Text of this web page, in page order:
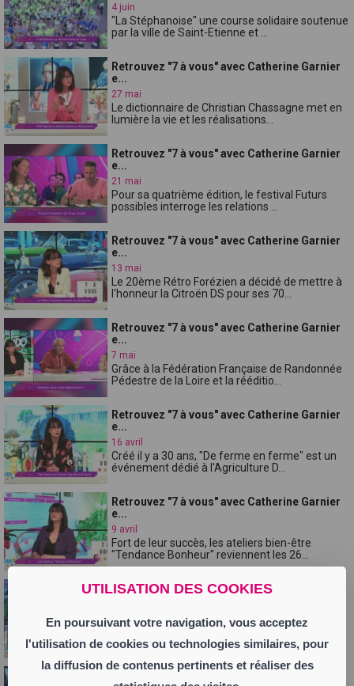
UTILISATION DES COOKIES
En poursuivant votre navigation, vous acceptez
l'utilisation de cookies ou technologies similaires, pour
la diffusion de contenus pertinents et réaliser des
4 juin
"La Stéphanoise" une course solidaire soutenue
par la ville de Saint-Etienne et ...
Retrouvez "7 à vous" avec Catherine Garnier
e...
27 mai
Le dictionnaire de Christian Chassagne met en
lumière la vie et les réalisations...
Retrouvez "7 à vous" avec Catherine Garnier
e...
21 mai
Pour sa quatrième édition, le festival Futurs
possibles interroge les relations ...
Retrouvez "7 à vous" avec Catherine Garnier
e...
13 mai
Le 20ème Rétro Forézien a décidé de mettre à
l'honneur la Citroën DS pour ses 70...
Retrouvez "7 à vous" avec Catherine Garnier
e...
7 mai
Grâce à la Fédération Française de Randonnée
Pédestre de la Loire et la rééditio...
Retrouvez "7 à vous" avec Catherine Garnier
e...
16 avril
Créé il y a 30 ans, "De ferme en ferme" est un
événement dédié à l'Agriculture D...
Retrouvez "7 à vous" avec Catherine Garnier
e...
9 avril
Fort de leur succès, les ateliers bien-être
"Tendance Bonheur" reviennent les 26...
Retrouvez "7 à vous" avec Catherine Garnier
L'Opérade Saint-Etienne propose des uvres
lyriques, symphoniques, des concerts, ...
Retrouvez "7 à vous" avec Catherine Garnier